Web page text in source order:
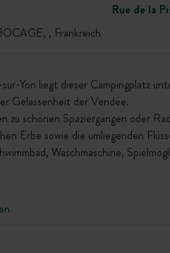
Rue de la
, Frankreich
Yon liegt dieser Campingplatz
Gelassenheit der Vendée.
zu schönen Spaziergängen oder
Erbe sowie die umliegenden
Waschmaschine,